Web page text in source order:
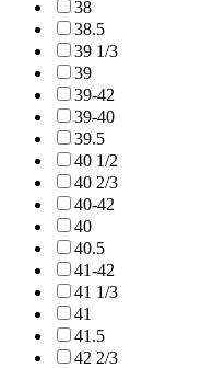
38
38.5
39 1/3
39
39-42
39-40
39.5
40 1/2
40 2/3
40-42
40
40.5
41-42
41 1/3
41
41.5
42 2/3